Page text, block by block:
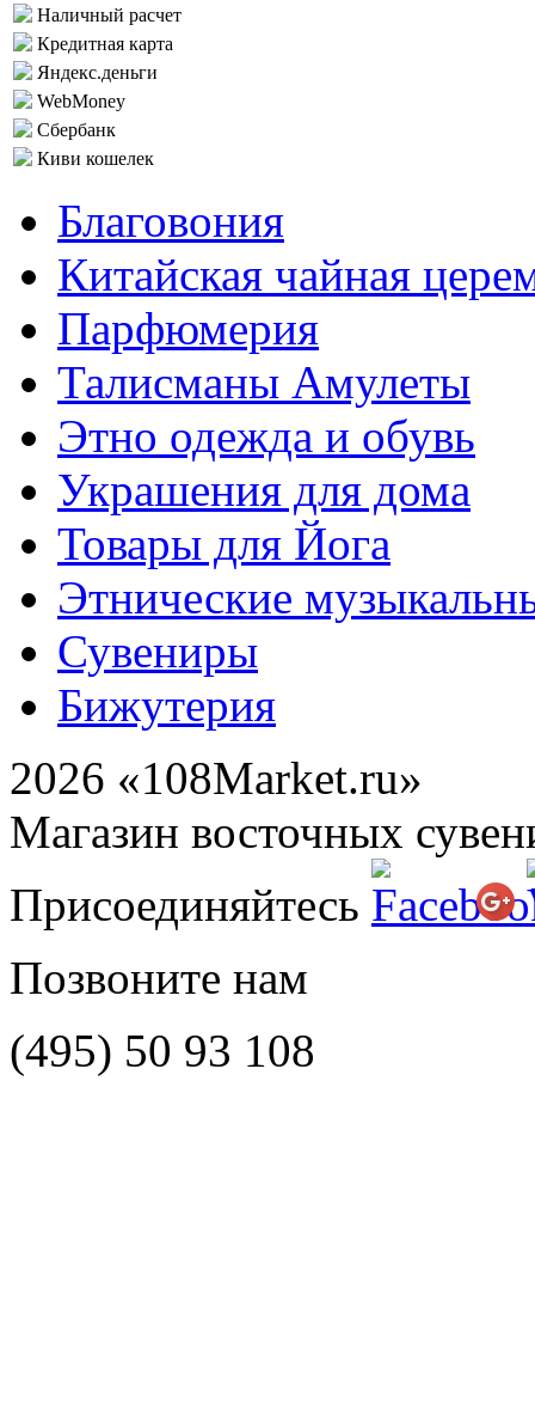
Наличный расчет
Кредитная карта
Яндекс.деньги
WebMoney
Сбербанк
Киви кошелек
Благовония
Китайская чайная
Парфюмерия
Талисманы Амулеты
Этно одежда и обувь
Украшения для дома
Товары для Йога
Этнические
Сувениры
Бижутерия
2026 «108Market.ru»
Магазин восточных
Присоединяйтесь
Позвоните нам
(495) 50 93 108